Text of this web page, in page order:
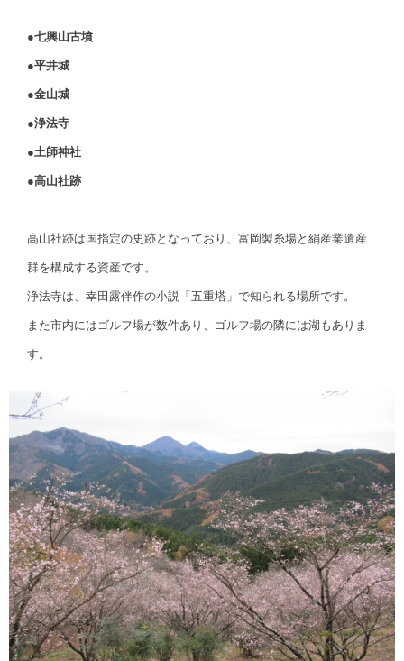
●七興山古墳
●平井城
●金山城
●浄法寺
●土師神社
●高山社跡
高山社跡は国指定の史跡となっており、富岡製糸場と絹産業遺産
群を構成する資産です。
浄法寺は、幸田露伴作の小説「五重塔」で知られる場所です。
また市内にはゴルフ場が数件あり、ゴルフ場の隣には湖もありま
す。